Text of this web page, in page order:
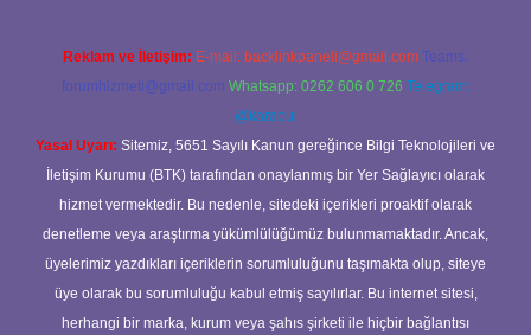
Reklam ve İletişim: E-mail: backlinkpaneli@gmail.com Teams:
forumhizmeti@gmail.com Whatsapp: 0262 606 0 726 Telegram:
@karabul
Yasal Uyarı: Sitemiz, 5651 Sayılı Kanun gereğince Bilgi Teknolojileri ve
İletişim Kurumu (BTK) tarafından onaylanmış bir Yer Sağlayıcı olarak
hizmet vermektedir. Bu nedenle, sitedeki içerikleri proaktif olarak
denetleme veya araştırma yükümlülüğümüz bulunmamaktadır. Ancak,
üyelerimiz yazdıkları içeriklerin sorumluluğunu taşımakta olup, siteye
üye olarak bu sorumluluğu kabul etmiş sayılırlar. Bu internet sitesi,
herhangi bir marka, kurum veya şahıs şirketi ile hiçbir bağlantısı